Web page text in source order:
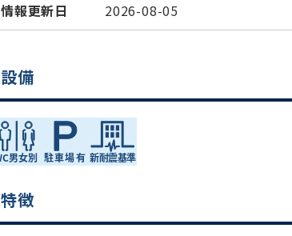
情報更新日 2026-08-05
設備
特徴